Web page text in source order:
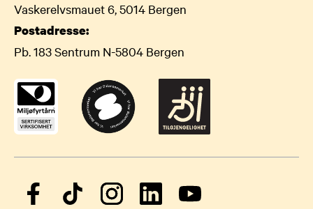
Vaskerelvsmauet 6, 5014 Bergen
Postadresse:
Pb. 183 Sentrum N-5804 Bergen